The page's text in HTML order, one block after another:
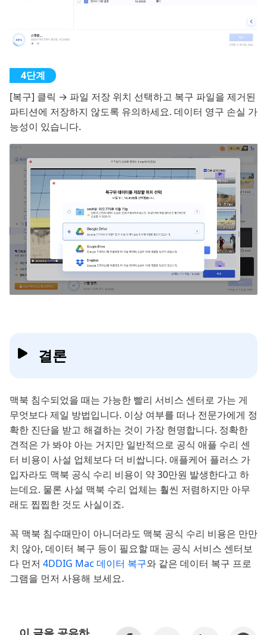
[복구] 클릭 → 파일 저장 위치 선택하고 복구 파일을 제거된
파티션에 저장하지 않도록 유의하세요. 데이터 영구 손실 가
능성이 있습니다.
결론
맥북 침수되었을 때는 가능한 빨리 서비스 센터로 가는 게
무엇보다 제일 방법입니다. 이상 여부를 떠나 전문가에게 정
확한 진단을 받고 해결하는 것이 가장 현명합니다. 정확한
견적은 가 봐야 아는 거지만 일반적으로 공식 애플 수리 센
터 비용이 사설 업체보다 더 비쌉니다. 애플케어 플러스 가
입자라도 맥북 공식 수리 비용이 약 30만원 발생한다고 하
는데요. 물론 사설 맥북 수리 업체는 훨씬 저렴하지만 아무
래도 찝찝한 것도 사실이죠.
꼭 맥북 침수때만이 아니더라도 맥북 공식 수리 비용은 만만
치 않아, 데이터 복구 등이 필요할 때는 공식 서비스 센터보
다 먼저 4DDIG Mac 데이터 복구와 같은 데이터 복구 프로
그램을 먼저 사용해 보세요.